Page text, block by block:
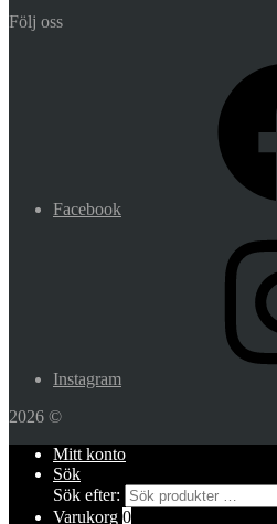
Följ oss
Facebook
Instagram
2026 ©
Mitt konto
Sök
Sök efter:
Varukorg 0